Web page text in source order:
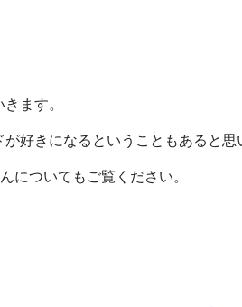
ます。
好きになるということもあると思
についてもご覧ください。